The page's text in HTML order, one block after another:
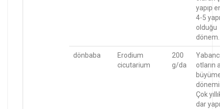
yapıp
4-5
olduğu
dönem.
dönbaba
Erodium
cicutarium
200
g/da
otların
Çok
dar